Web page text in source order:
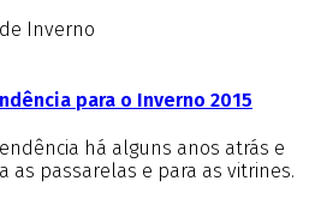
Inverno
para o Inverno 2015
há alguns anos atrás e
as passarelas e para as vitrines.